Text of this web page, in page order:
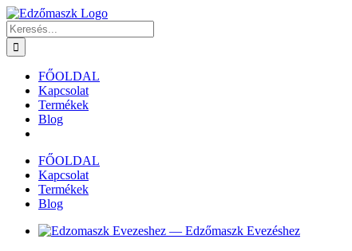
Kihagyás
Keresés...
FŐOLDAL
Kapcsolat
Termékek
Blog
FŐOLDAL
Kapcsolat
Termékek
Blog
View